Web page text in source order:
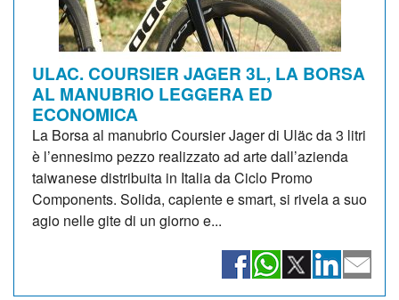
ULAC. COURSIER JAGER 3L, LA BORSA
AL MANUBRIO LEGGERA ED
ECONOMICA
La Borsa al manubrio Coursier Jager di Uläc da 3 litri
è l’ennesimo pezzo realizzato ad arte dall’azienda
taiwanese distribuita in Italia da Ciclo Promo
Components. Solida, capiente e smart, si rivela a suo
agio nelle gite di un giorno e...